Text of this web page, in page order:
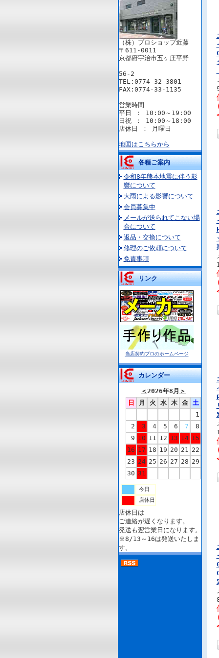
（株）プロショップ近藤
〒611-0011
京都府宇治市五ヶ庄平野
56-2
TEL:0774-32-3801
FAX:0774-33-1135
営業時間
平日 ： 10:00～19:00
日祝 ： 10:00～18:00
店休日 ： 月曜日
地図はこちらから
各種ご案内
令和8年熊本地震に伴う影
響について
大雨による影響について
会員募集中
メールが送られてこない場
合について
返品・交換について
修理のご依頼について
免責事項
リンク
当店契約プロのホームページ
カレンダー
＜2026年8月 ＞
日
月 火 水 木 金
土
1
2
3 4 5 6 7
8
9 10 11 12 13 14 15
16 17 18 19 20 21 22
23 24 25 26 27 28 29
30 31
今日
店休日
店休日は
ご連絡が遅くなります。
発送も翌営業日になります。
※8/13～16は発送いたしま
す。